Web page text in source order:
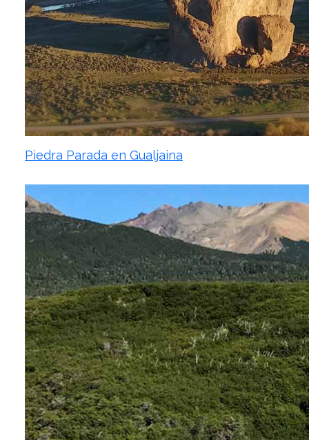
Piedra Parada en Gualjaina